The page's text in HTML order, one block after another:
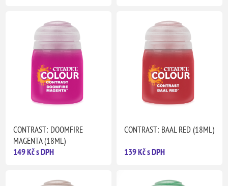
CONTRAST: DOOMFIRE
MAGENTA (18ML)
149 Kč s DPH
CONTRAST: BAAL RED (18ML)
139 Kč s DPH